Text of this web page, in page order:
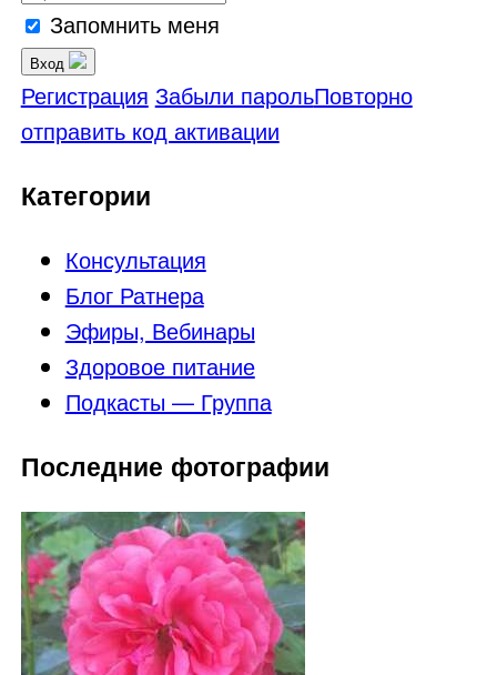
Запомнить меня
Вход
Регистрация Забыли парольПовторно
отправить код активации
Категории
Консультация
Блог Ратнера
Эфиры, Вебинары
Здоровое питание
Подкасты — Группа
Последние фотографии